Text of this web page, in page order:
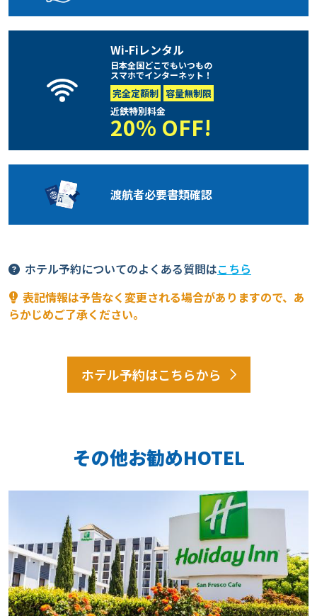
Wi-Fiレンタル
日本全国どこでもいつもの
スマホでインターネット！
完全定額制 容量無制限
近鉄特別料金
20% OFF!
渡航者必要書類確認
ホテル予約についてのよくある質問はこちら
表記情報は予告なく変更される場合がありますので、あ
らかじめご了承ください。
ホテル予約はこちらから
その他お勧めHOTEL